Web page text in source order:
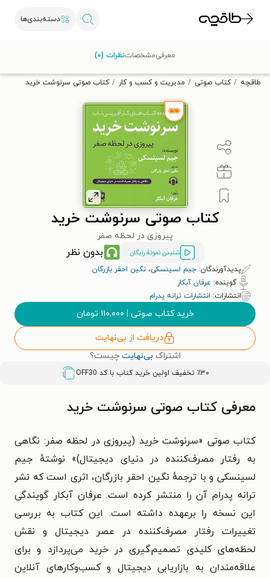
دسته‌بندی‌ها
تخفیف از طاقچه دریافت کن.
طاقچه کتاب صوتی مدیریت و کسب و کار کتاب صوتی سرنوشت خرید
کتاب صوتی سرنوشت خرید
پیروزی در لحظه صفر
شنیدن نمونۀ رایگان بدون نظر
پدیدآورندگان: جیم لسینسکی، نگین احقر بازرگان
گوینده: عرفان آبکار
انتشارات: انتشارات ترانه پدرام
خرید کتاب صوتی | ۱۱۰,۰۰۰ تومان
دریافت از بی‌نهایت
اشتراک بی‌نهایت چیست؟
٪۳۰ تخفیف اولین خرید کتاب با کد OFF30
معرفیمشخصاتنظرات (۰)
معرفی کتاب صوتی سرنوشت خرید
کتاب صوتی «سرنوشت خرید (پیروزی در لحظه صفر: نگاهی
به رفتار مصرف‌کننده در دنیای دیجیتال)» نوشتهٔ جیم
لسینسکی و با ترجمهٔ نگین احقر بازرگان، اثری است که نشر
ترانه پدرام آن را منتشر کرده است. عرفان آبکار گویندگی
این نسخه را برعهده داشته است. این کتاب به بررسی
تغییرات رفتار مصرف‌کننده در عصر دیجیتال و نقش
لحظه‌های کلیدی تصمیم‌گیری در خرید می‌پردازد و برای
علاقه‌مندان به بازاریابی دیجیتال و کسب‌وکارهای آنلاین